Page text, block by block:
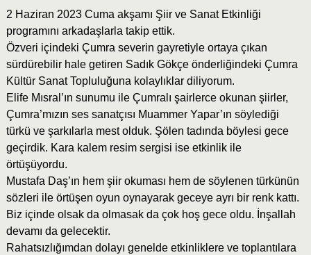
2 Haziran 2023 Cuma akşamı Şiir ve Sanat Etkinliği
programını arkadaşlarla takip ettik.
Özveri içindeki Çumra severin gayretiyle ortaya çıkan
sürdürebilir hale getiren Sadık Gökçe önderliğindeki Çumra
Kültür Sanat Topluluğuna kolaylıklar diliyorum.
Elife Mısral’ın sunumu ile Çumralı şairlerce okunan şiirler,
Çumra’mızın ses sanatçısı Muammer Yapar’ın söylediği
türkü ve şarkılarla mest olduk. Şölen tadında böylesi gece
geçirdik. Kara kalem resim sergisi ise etkinlik ile
örtüşüyordu.
Mustafa Daş’ın hem şiir okuması hem de söylenen türkünün
sözleri ile örtüşen oyun oynayarak geceye ayrı bir renk kattı.
Biz içinde olsak da olmasak da çok hoş gece oldu. İnşallah
devamı da gelecektir.
Rahatsızlığımdan dolayı genelde etkinliklere ve toplantılara